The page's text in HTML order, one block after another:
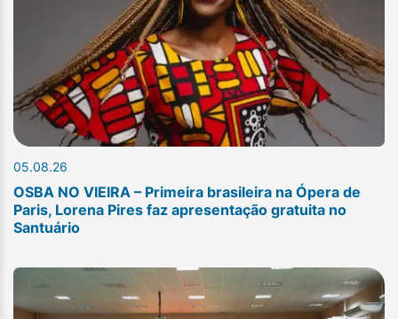
05.08.26
OSBA NO VIEIRA – Primeira brasileira na Ópera de
Paris, Lorena Pires faz apresentação gratuita no
Santuário